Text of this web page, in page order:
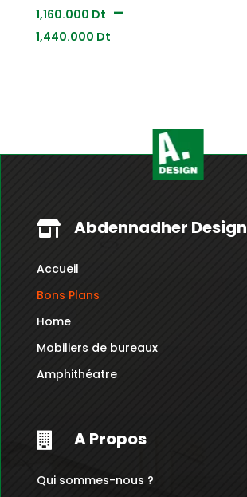
1,160.000 Dt –
1,440.000 DtPlage
1,440.000
 Abdennadher Design
Accueil
Bons Plans
Home
Mobiliers de bureaux
Amphithéatre
 A Propos
Qui sommes-nous ?